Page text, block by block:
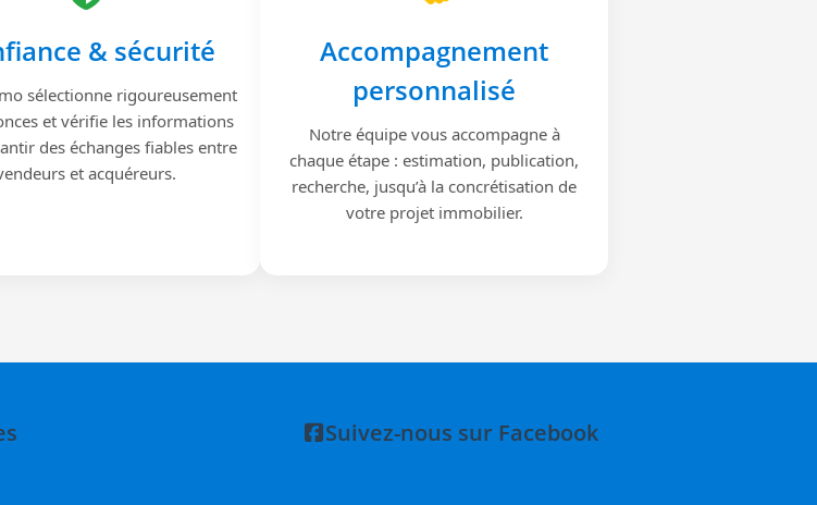
& sécurité
sélectionne rigoureusement
et vérifie les informations
des échanges fiables entre
et acquéreurs.
Accompagnement
personnalisé
Notre équipe vous accompagne à
chaque étape : estimation, publication,
recherche, jusqu’à la concrétisation de
votre projet immobilier.
Suivez-nous sur Facebook